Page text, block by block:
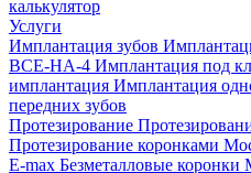
калькулятор
Услуги
Имплантация зубов
ВСЕ-НА-4 Имплантация под
имплантация Имплантация
передних зубов
Протезирование
Протезирование коронками
E-max Безметалловые коронки